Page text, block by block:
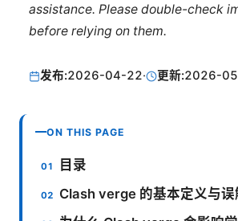
assistance. Please double-check
before relying on them.
发布:2026-04-22· 更新:2026-
ON THIS PAGE
目录
Clash verge 的基本定义与误